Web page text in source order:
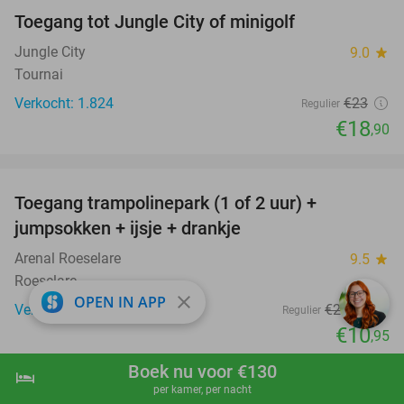
shopping_cart Boek nu
hotel Boek nu voor €130
per kamer, per nacht
Toegang tot Jungle City of minigolf
Jungle City 9.0 star
Tournai
Verkocht: 1.824
Regulier €23
€18,90
Toegang trampolinepark (1 of 2 uur) +
jumpsokken + ijsje + drankje
Arenal Roeselare 9.5 star
Roeselare
Verkocht: 383
Regulier €20,70
€10,95
OPEN IN APP close